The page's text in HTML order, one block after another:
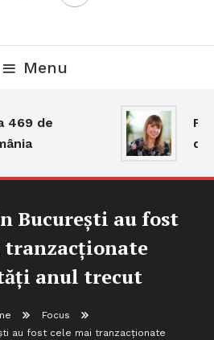
Menu
469 de
București au fost
tranzacționate
anul trecut
Focus
au fost cele mai tranzacționate